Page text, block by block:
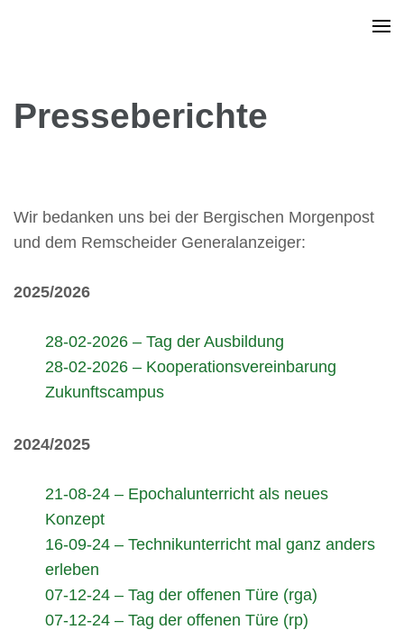
Presseberichte
Wir bedanken uns bei der Bergischen Morgenpost
und dem Remscheider Generalanzeiger:
2025/2026
28-02-2026 – Tag der Ausbildung
28-02-2026 – Kooperationsvereinbarung
Zukunftscampus
2024/2025
21-08-24 – Epochalunterricht als neues
Konzept
16-09-24 – Technikunterricht mal ganz anders
erleben
07-12-24 – Tag der offenen Türe (rga)
07-12-24 – Tag der offenen Türe (rp)